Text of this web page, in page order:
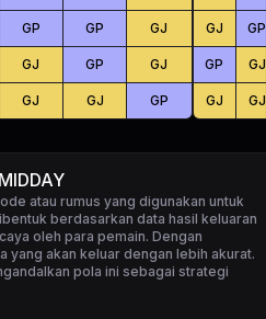
GP GP GJ
GJ GP GJ
GJ GJ GP
GJ GP
GP GJ
GJ GJ
atau rumus yang digunakan untuk
berdasarkan data hasil keluaran
oleh para pemain. Dengan
yang akan keluar dengan lebih akurat.
pola ini sebagai strategi